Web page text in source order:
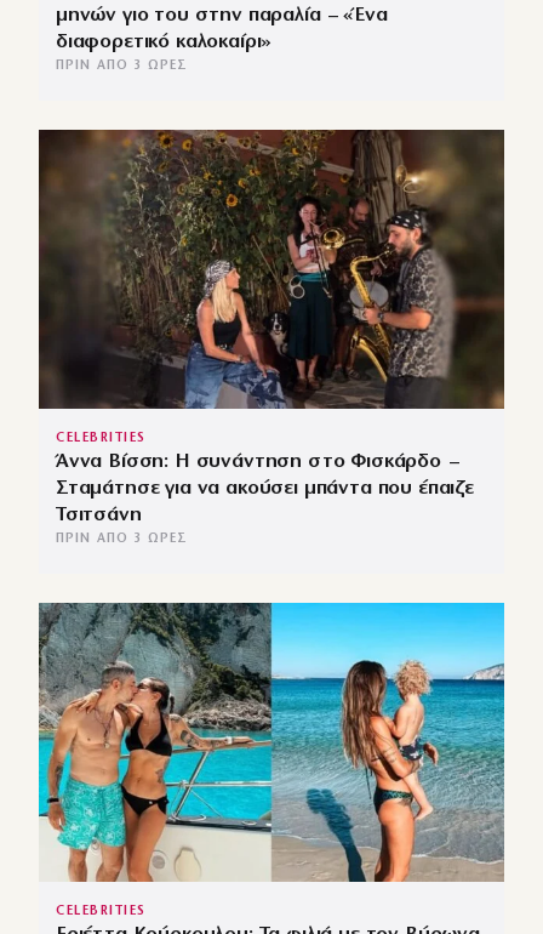
μηνών γιο του στην παραλία – «Ένα
διαφορετικό καλοκαίρι»
ΠΡΙΝ ΑΠΌ 3 ΏΡΕΣ
CELEBRITIES
Άννα Βίσση: Η συνάντηση στο Φισκάρδο –
Σταμάτησε για να ακούσει μπάντα που έπαιζε
Τσιτσάνη
ΠΡΙΝ ΑΠΌ 3 ΏΡΕΣ
CELEBRITIES